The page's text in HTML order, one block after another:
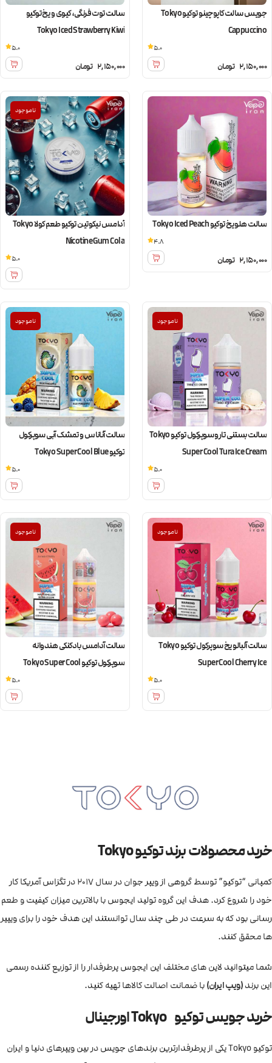
جویس سالت کاپوچینو توکیو Tokyo
Cappuccino
2,150,000 تومان
5.0
سالت توت فرنگی، کیوی و یخ توکیو
Tokyo Iced Strawberry Kiwi
2,150,000 تومان
5.0
سالت هلو یخ توکیو Tokyo Iced Peach
2,150,000 تومان
4.8
ناموجود
آدامس نیکوتین توکیو طعم‌ کولا Tokyo
Nicotine Gum Cola
5.0
ناموجود
سالت بستنی تارو سوپرکول توکیو Tokyo
Super Cool Tura Ice Cream
5.0
ناموجود
سالت آناناس و تمشک آبی سوپرکول
توکیو Tokyo Super Cool Blue
5.0
ناموجود
سالت آلبالو یخ سوپرکول توکیو Tokyo
Super Cool Cherry Ice
5.0
ناموجود
سالت آدامس بادکنکی هندوانه
سوپرکول توکیو Tokyo Super Cool
5.0
خرید محصولات برند توکیو Tokyo
کمپانی “توکیو” توسط گروهی از ویپر جوان در سال 2017 در تگزاس آمریکا کار
خود را شروع کرد. هدف این گروه تولید ایجوس با بالاترین میزان کیفیت و طعم
رسانی بود که به سرعت در طی چند سال توانستند این هدف خود را برای ویپیر
ها محقق کنند.
شما میتوانید لاین های مختلف این ایجوس پرطرفدار را از توزیع کننده رسمی
این برند(ویپ ایران)با ضمانت اصالت کالاها تهیه کنید.
خرید جویس توکیو Tokyo اورجینال
توکیو Tokyo یکی از پرطرفدارترین برندهای جویس در بین ویپرهای دنیا و ایران